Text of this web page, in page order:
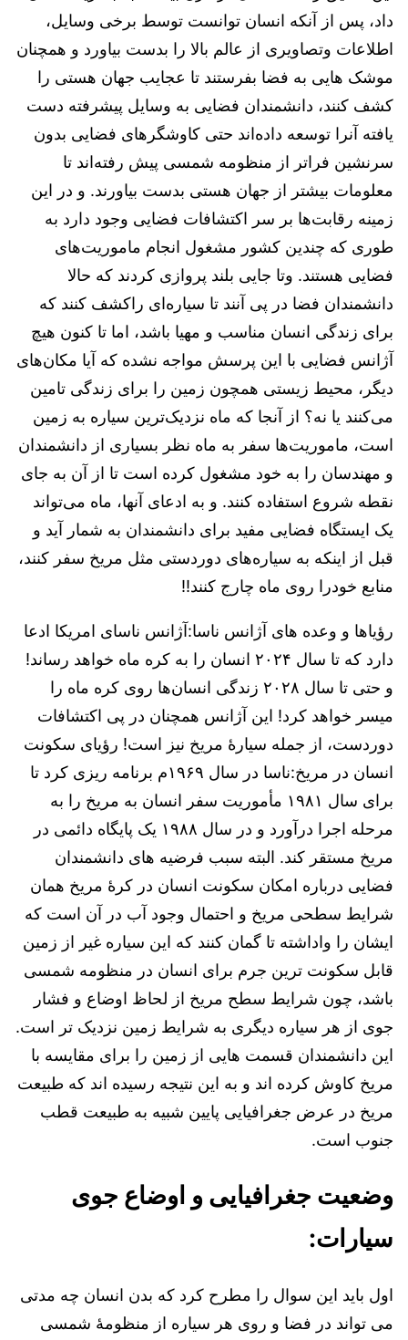
داد، پس از آنکه انسان توانست توسط برخی وسایل،
اطلاعات وتصاویری از عالم بالا را بدست بیاورد و همچنان
موشک هایی به فضا بفرستند تا عجایب جهان هستی را
کشف کنند، دانشمندان فضایی به وسایل پیشرفته دست
یافته آنرا توسعه داده‌اند حتی کاوشگر‌های فضایی بدون
سرنشین فراتر از منظومه شمسی پیش رفته‌اند تا
معلومات بیشتر از جهان هستی بدست بیاورند. و در این
زمینه رقابت‌ها بر سر اکتشافات فضایی وجود دارد به
طوری که چندین کشور مشغول انجام ماموریت‌های
فضایی هستند. وتا جایی بلند پروازی کردند که حالا
دانشمندان فضا در پی آنند تا سیاره‌ای راکشف کنند که
برای زندگی انسان مناسب و مهیا باشد، اما تا کنون هیچ
آژانس فضایی با این پرسش مواجه نشده که آیا مکان‌های
دیگر، محیط زیستی همچون زمین را برای زندگی تامین
می‌کنند یا نه؟ از آنجا که ماه نزدیک‌ترین سیاره به زمین
است، ماموریت‌ها سفر به ماه نظر بسیاری از دانشمندان
و مهندسان را به خود مشغول کرده است تا از آن به جای
نقطه شروع استفاده کنند. و به ادعای آنها، ماه می‌تواند
یک ایستگاه فضایی مفید برای دانشمندان به شمار آید و
قبل از اینکه به سیاره‌های دوردستی مثل مریخ سفر کنند،
منابع خودرا روی ماه چارج کنند!!
رؤیاها و وعده های آژانس ناسا:آژانس ناسای امریکا ادعا
دارد که تا سال ۲۰۲۴ انسان را به کره ماه خواهد رساند!
و حتی تا سال ۲۰۲۸ زندگی انسان‌ها روی کره ماه را
میسر خواهد کرد! این آژانس همچنان در پی اکتشافات
دوردست، از جمله سیارۀ مریخ نیز است! رؤیای سکونت
انسان در مریخ:ناسا در سال ۱۹۶۹م برنامه ریزی کرد تا
برای سال ۱۹۸۱ مأموریت سفر انسان به مریخ را به
مرحله اجرا درآورد و در سال ۱۹۸۸ یک پایگاه دائمی در
مریخ مستقر کند. البته سبب فرضیه های دانشمندان
فضایی درباره امکان سکونت انسان در کرۀ مریخ همان
شرایط سطحی مریخ و احتمال وجود آب در آن است که
ایشان را واداشته تا گمان کنند که این سیاره غیر از زمین
قابل سکونت ترین جرم برای انسان در منظومه شمسی
باشد، چون شرایط سطح مریخ از لحاظ اوضاع و فشار
جوی از هر سیاره دیگری به شرایط زمین نزدیک تر است.
این دانشمندان قسمت هایی از زمین را برای مقایسه با
مریخ کاوش کرده اند و به این نتیجه رسیده اند که طبیعت
مریخ در عرض جغرافیایی پایین شبیه به طبیعت قطب
جنوب است.
وضعیت جغرافیایی و اوضاع جوی
سیارات:
اول باید این سوال را مطرح کرد که بدن انسان چه مدتی
می تواند در فضا و روی هر سیاره از منظومۀ شمسی